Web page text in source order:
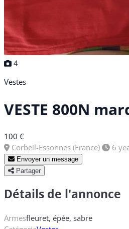
4
Vestes
VESTE 800N
100 €
Corbeil-Essonnes (France)
6
Envoyer un message
Partager
Détails de l'annonce
Armesfleuret, épée, sabre